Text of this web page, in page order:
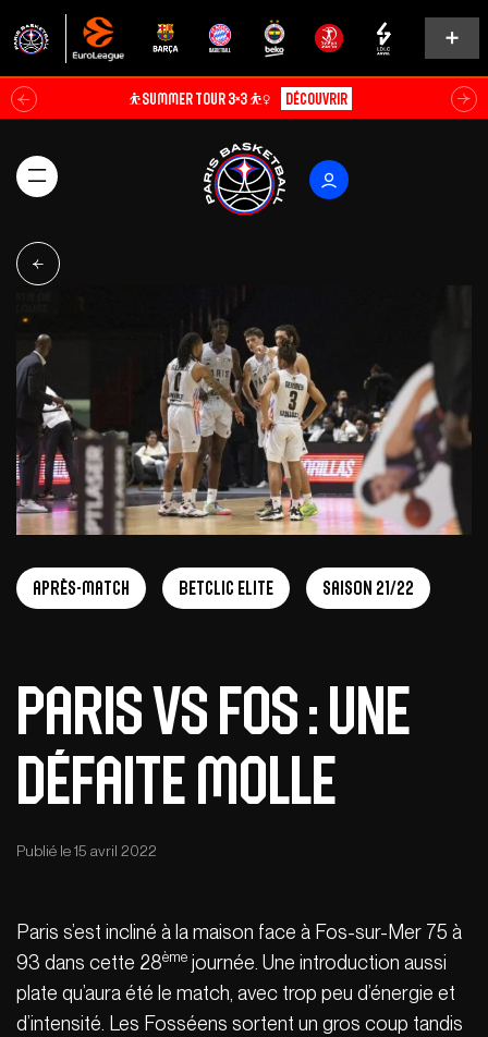
⛹️SUMMER TOUR 3×3 ⛹️‍♀️ Découvrir
Après-match Betclic Elite Saison 21/22
Paris vs Fos : une
défaite molle
Publié le 15 avril 2022
Paris s’est incliné à la maison face à Fos-sur-Mer 75 à
93 dans cette 28ème journée. Une introduction aussi
plate qu’aura été le match, avec trop peu d’énergie et
d’intensité. Les Fosséens sortent un gros coup tandis